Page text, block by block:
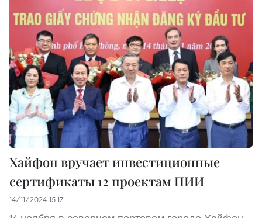
Хайфон вручает инвестиционные
сертификаты 12 проектам ПИИ
14/11/2024 15:17